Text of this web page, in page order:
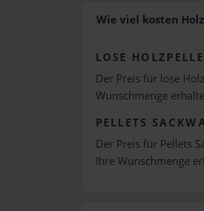
Wie viel kosten
LOSE
Der Preis für lose
Wunschmenge
PELLETS
Der Preis für Pellets
Ihre Wunschmenge